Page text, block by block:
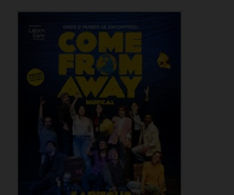
CAPITÓLIO.
MAIS INFO
COMPRAR